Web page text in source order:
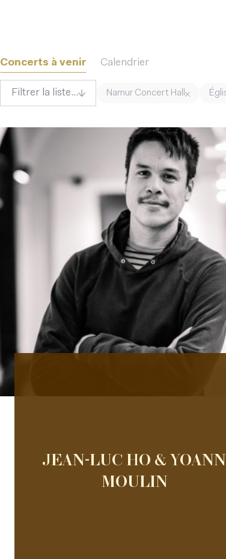
Concerts à venir Calendrier
Filtrer la liste... Namur Concert Hall
JEAN-LUC HO & YOANN
MOULIN